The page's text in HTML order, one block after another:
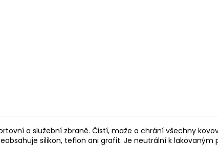
a služební zbraně. Čistí, maže a chrání všechny
silikon, teflon ani grafit. Je neutrální k